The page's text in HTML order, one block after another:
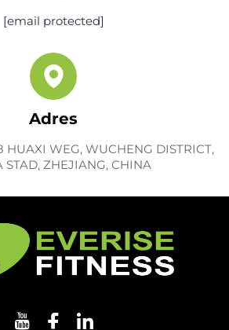
[email protected]
Adres
HUAXI WEG, WUCHENG DISTRICT,
STAD, ZHEJIANG, CHINA